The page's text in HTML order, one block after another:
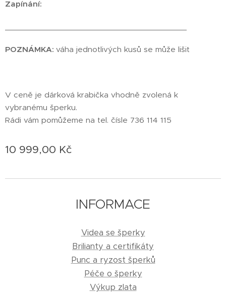
Zapínání:
POZNÁMKA: váha jednotlivých kusů se může lišit
V ceně je dárková krabička vhodně zvolená k
vybranému šperku.
Rádi vám pomůžeme na tel. čísle 736 114 115
10 999,00 Kč
INFORMACE
Videa se šperky
Brilianty a certifikáty
Punc a ryzost šperků
Péče o šperky
Výkup zlata